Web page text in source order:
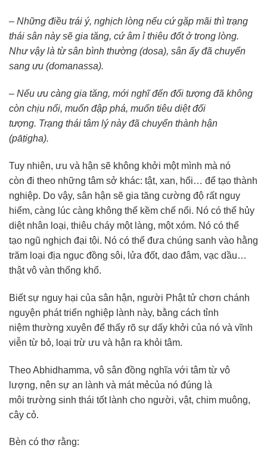
– Những điều trái ý, nghịch lòng nếu cứ gặp mãi thì trạng
thái sân này sẽ gia tăng, cứ âm ỉ thiêu đốt ở trong lòng.
Như vậy là từ sân bình thường (dosa), sân ấy đã chuyển
sang ưu (domanassa).
– Nếu ưu càng gia tăng, mới nghĩ đến đối tượng đã không
còn chịu nổi, muốn đập phá, muốn tiêu diệt đối
tượng. Trạng thái tâm lý này đã chuyển thành hận
(pāṭigha).
Tuy nhiên, ưu và hận sẽ không khởi một mình mà nó
còn đi theo những tâm sở khác: tật, xan, hối… để tạo thành
nghiệp. Do vậy, sân hận sẽ gia tăng cường độ rất nguy
hiểm, càng lúc càng không thể kềm chế nổi. Nó có thể hủy
diệt nhân loại, thiêu cháy một làng, một xóm. Nó có thể
tạo ngũ nghịch đại tội. Nó có thể đưa chúng sanh vào hằng
trăm loại địa ngục đồng sôi, lửa đốt, dao đâm, vạc dầu…
thật vô vàn thống khổ.
Biết sự nguy hại của sân hận, người Phật tử chơn chánh
nguyện phát triển nghiệp lành này, bằng cách tỉnh
niệm thường xuyên để thấy rõ sự dấy khởi của nó và vĩnh
viễn từ bỏ, loại trừ ưu và hận ra khỏi tâm.
Theo Abhidhamma, vô sân đồng nghĩa với tâm từ vô
lượng, nên sự an lành và mát mẻcủa nó đúng là
môi trường sinh thái tốt lành cho người, vật, chim muông,
cây cỏ.
Bèn có thơ rằng: